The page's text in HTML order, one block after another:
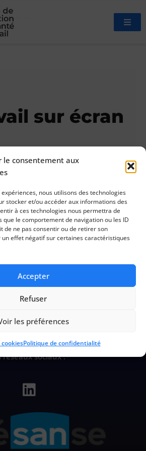
le consentement aux
nous utilisons des technologies
stocker et/ou accéder aux informations des
à ces technologies nous permettra de
le comportement de navigation ou les ID
de ne pas consentir ou de retirer son
effet négatif sur certaines caractéristiques
Accepter
Refuser
les préférences
Politique de confidentialité
sur écran
07/10/2022
le document
et de Santé au Travail
réseaux sociaux :